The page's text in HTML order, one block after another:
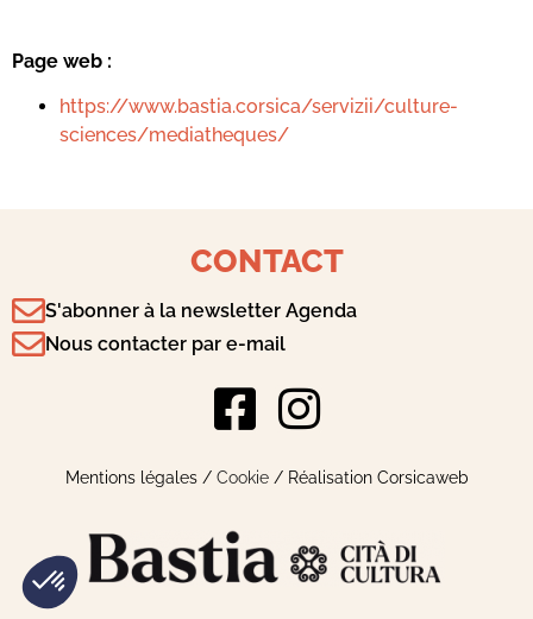
Page web :
https://www.bastia.corsica/servizii/culture-
sciences/mediatheques/
CONTACT
S'abonner à la newsletter Agenda
Nous contacter par e-mail
Mentions légales/ Cookie/ Réalisation Corsicaweb